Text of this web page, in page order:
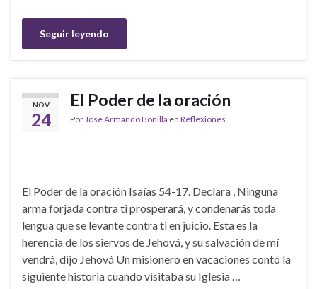
Seguir leyendo
NOV
24
El Poder de la oración
Por Jose Armando Bonilla en Reflexiones
El Poder de la oración Isaías 54-17. Declara , Ninguna
arma forjada contra ti prosperará, y condenarás toda
lengua que se levante contra ti en juicio. Esta es la
herencia de los siervos de Jehová, y su salvación de mí
vendrá, dijo Jehová Un misionero en vacaciones contó la
siguiente historia cuando visitaba su Iglesia …